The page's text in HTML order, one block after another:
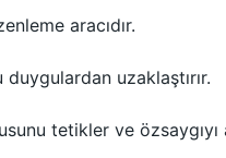
aracıdır.
uzaklaştırır.
tetikler ve özsaygıyı